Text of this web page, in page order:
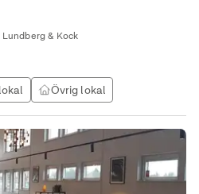
& Kock
Övrig lokal